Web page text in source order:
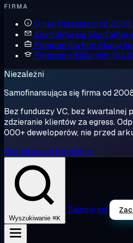
FIRMA
O nas Niezależni od 2008
Skontaktuj sięSkontaktuj
Program dla firm Skaluj
Program edukacyjny Dla
Niezależni
Samofinansująca się firma od
Bez funduszy VC, bez kwartalnej
zdzieranie klientów za egress.
000+ deweloperów, nie przed
Poznaj naszą historię →
Wyszukiwanie ⌘K
Zaloguj się